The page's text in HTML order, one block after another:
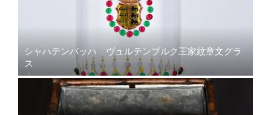
シャハテンバッハ ヴュルテンブルク王家紋章文グラ
ス